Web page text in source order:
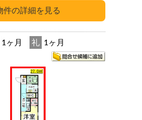
1ヶ月 礼 1ヶ月